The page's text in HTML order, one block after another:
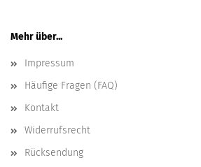
Mehr über...
Impressum
Häufige Fragen (FAQ)
Kontakt
Widerrufsrecht
Rücksendung